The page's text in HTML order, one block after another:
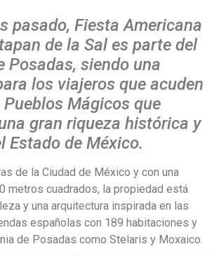
pasado, Fiesta Americana
de la Sal es parte del
Posadas, siendo una
los viajeros que acuden
Mágicos que
gran riqueza histórica y
Estado de México.
de la Ciudad de México y con una
metros cuadrados, la propiedad está
y una arquitectura inspirada en las
españolas con 189 habitaciones y
de Posadas como Stelaris y Moxaico.